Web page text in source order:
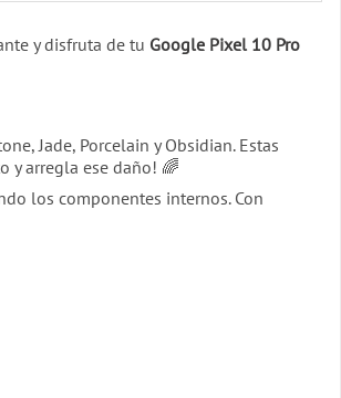
y disfruta de tu Google Pixel 10 Pro
Jade, Porcelain y Obsidian. Estas
y arregla ese daño! 🌈
los componentes internos. Con